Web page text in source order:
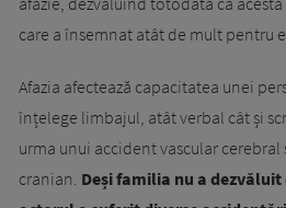
care a însemnat atât de mult pentru
Afazia afectează capacitatea unei
înțelege limbajul, atât verbal cât și
urma unui accident vascular
cranian. Deși familia nu a